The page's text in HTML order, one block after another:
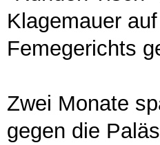
Klagemauer
Femegerichts
Zwei Monate
gegen die